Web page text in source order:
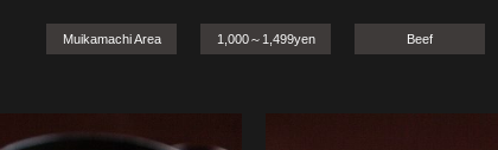
Muikamachi Area 1,000～1,499yen Beef